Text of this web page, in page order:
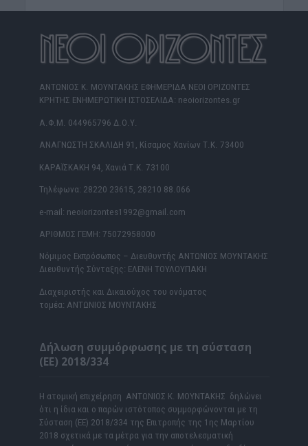
ΑΝΤΩΝΙΟΣ Κ. ΜΟΥΝΤΑΚΗΣ ΕΦΗΜΕΡΙΔΑ ΝΕΟΙ ΟΡΙΖΟΝΤΕΣ
ΚΡΗΤΗΣ ΕΝΗΜΕΡΩΤΙΚΗ ΙΣΤΟΣΕΛΙΔΑ: neoiorizontes.gr
Α.Φ.Μ. 044965796 Δ.Ο.Υ.
ΑΝΑΓΝΩΣΤΗ ΣΚΑΛΙΔΗ 91, Κίσαμος Χανίων Τ.Κ. 73400
ΚΑΡΑΪΣΚΑΚΗ 94, Χανιά Τ.Κ. 73100
Τηλέφωνα: 28220 23615, 28210 88.066
e-mail: neoiorizontes1992@gmail.com
ΑΡΙΘΜΟΣ ΓΕΜΗ: 75072958000
Νόμιμος Εκπρόσωπος – Διευθυντής ΑΝΤΩΝΙΟΣ ΜΟΥΝΤΑΚΗΣ
Διευθυντής Σύνταξης: ΕΛΕΝΗ ΤΟΥΛΟΥΠΑΚΗ
Διαχειριστής και Δικαιούχος του ονόματος
τομέα: ΑΝΤΩΝΙΟΣ ΜΟΥΝΤΑΚΗΣ
Δήλωση συμμόρφωσης με τη σύσταση
(ΕΕ) 2018/334
Η ατομική επιχείρηση ΑΝΤΩΝΙΟΣ Κ. ΜΟΥΝΤΑΚΗΣ δηλώνει
ότι η ίδια και ο παρών ιστότοπος συμμορφώνονται με τη
Σύσταση (ΕΕ) 2018/334 της Επιτροπής της 1ης Μαρτίου
2018 σχετικά με τα μέτρα για την αποτελεσματική